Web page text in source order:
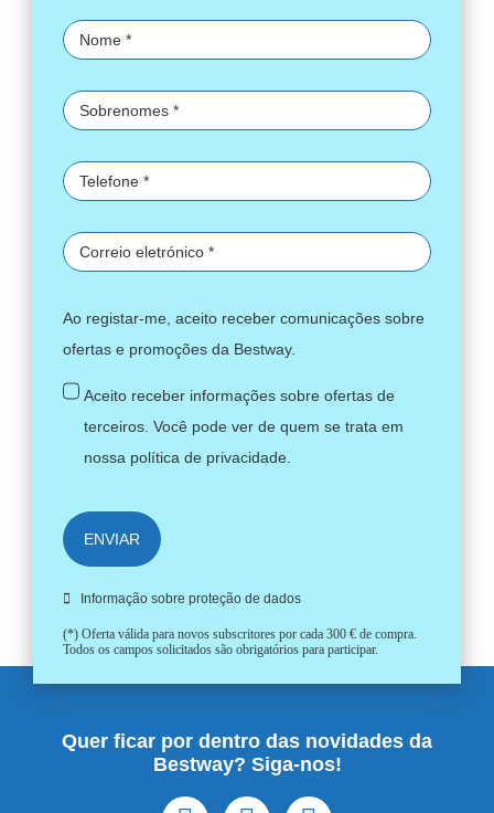
Ao registar-me, aceito receber comunicações sobre
ofertas e promoções da Bestway.
Aceito receber informações sobre ofertas de
terceiros. Você pode ver de quem se trata em
nossa política de privacidade.
ENVIAR
Informação sobre proteção de dados
(*) Oferta válida para novos subscritores por cada 300 € de compra.
Todos os campos solicitados são obrigatórios para participar.
Quer ficar por dentro das novidades da
Bestway? Siga-nos!